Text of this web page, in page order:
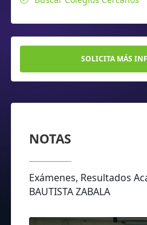
SOLICITA MÁS
NOTAS
Exámenes, Resultados
BAUTISTA ZABALA